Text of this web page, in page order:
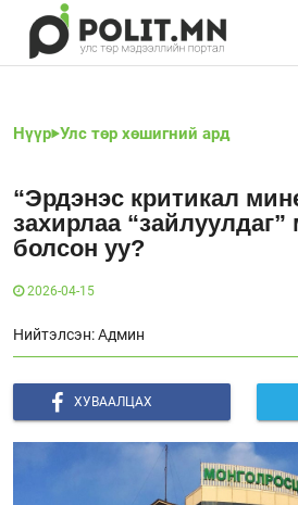
Нүүр Улс төр хөшигний ард
“Эрдэнэс критикал
захирлаа “зайлуулдаг”
болсон уу?
2026-04-15
Нийтэлсэн: Админ
ХУВААЛЦАХ